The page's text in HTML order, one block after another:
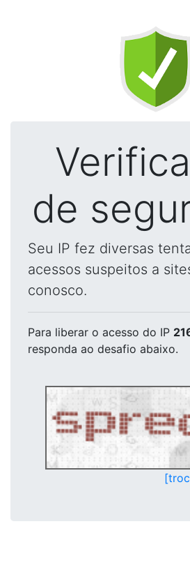
de
Seu IP fez diversas
acessos suspeitos a
conosco.
Para liberar o acesso do IP
responda ao desafio abaixo.